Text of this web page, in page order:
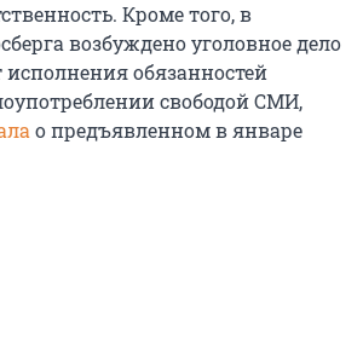
Кроме того, в
возбуждено уголовное дело
обязанностей
свободой СМИ,
о предъявленном в январе